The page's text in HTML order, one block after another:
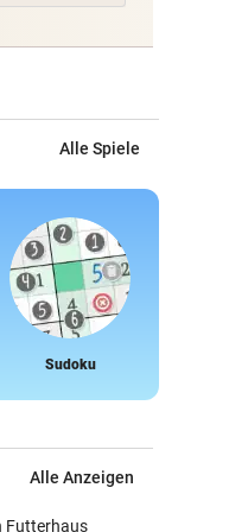
Alle Spiele
Sudoku
Alle Anzeigen